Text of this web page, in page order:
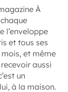
À
l’enveloppe
et tous ses
mois, et même
aussi
un
à la maison.